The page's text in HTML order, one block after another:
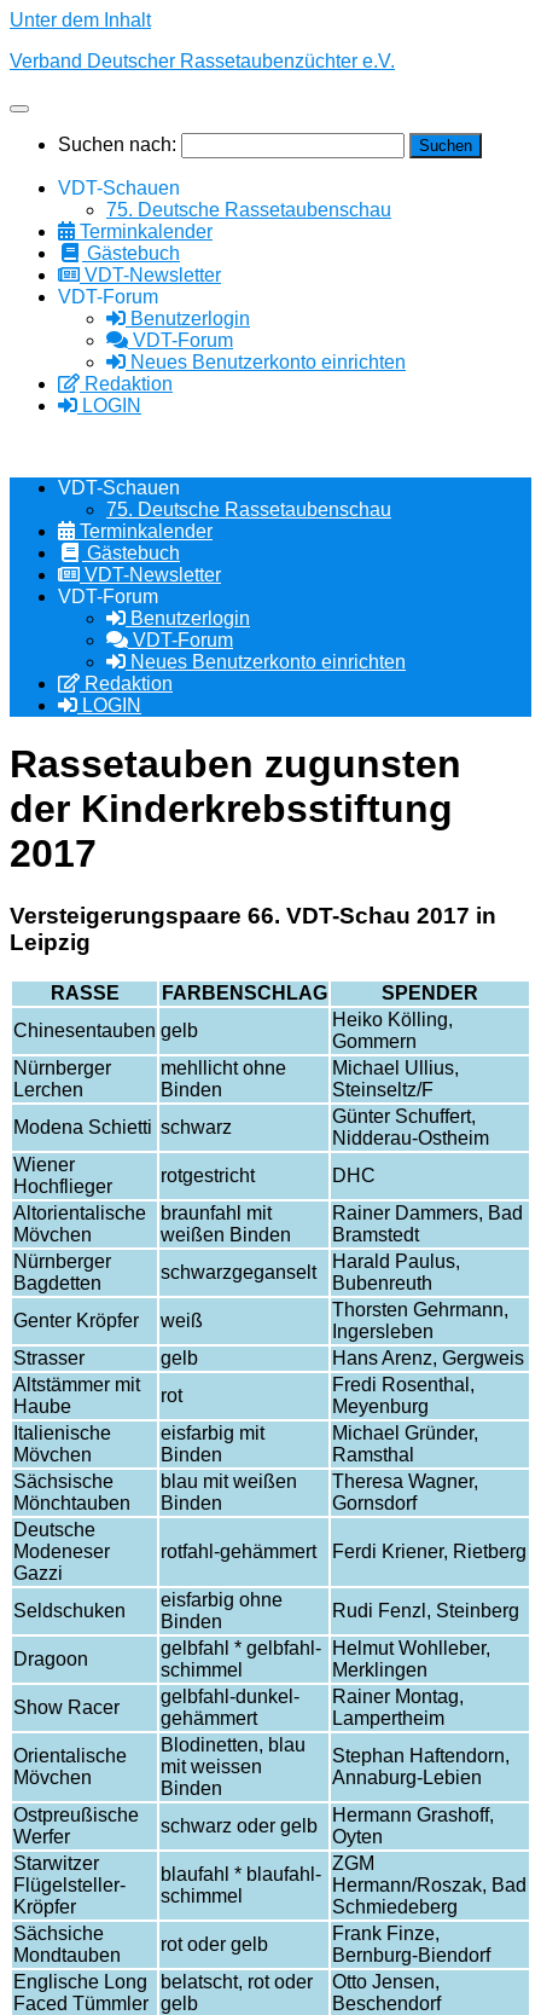
Unter dem Inhalt
Verband Deutscher Rassetaubenzüchter e.V.
Suchen nach:
VDT-Schauen
75. Deutsche Rassetaubenschau
Terminkalender
Gästebuch
VDT-Newsletter
VDT-Forum
Benutzerlogin
VDT-Forum
Neues Benutzerkonto einrichten
Redaktion
LOGIN
VDT-Schauen
75. Deutsche Rassetaubenschau
Terminkalender
Gästebuch
VDT-Newsletter
VDT-Forum
Benutzerlogin
VDT-Forum
Neues Benutzerkonto einrichten
Redaktion
LOGIN
Rassetauben zugunsten
der Kinderkrebsstiftung
2017
Versteigerungspaare 66. VDT-Schau 2017 in
Leipzig
RASSE FARBENSCHLAG
SPENDER
Chinesentauben gelb
Heiko Kölling,
Gommern
Nürnberger
Lerchen
mehllicht ohne
Binden
Michael Ullius,
Steinseltz/F
Modena Schietti schwarz
Günter Schuffert,
Nidderau-Ostheim
Wiener
Hochflieger
rotgestricht
DHC
Altorientalische
Mövchen
braunfahl mit
weißen Binden
Rainer Dammers, Bad
Bramstedt
Nürnberger
Bagdetten
schwarzgeganselt
Harald Paulus,
Bubenreuth
Genter Kröpfer
weiß
Thorsten Gehrmann,
Ingersleben
Strasser
gelb
Hans Arenz, Gergweis
Altstämmer mit
Haube
rot
Fredi Rosenthal,
Meyenburg
Italienische
Mövchen
eisfarbig mit
Binden
Michael Gründer,
Ramsthal
Sächsische
Mönchtauben
blau mit weißen
Binden
Theresa Wagner,
Gornsdorf
Deutsche
Modeneser
Gazzi
rotfahl-gehämmert Ferdi Kriener, Rietberg
Seldschuken
eisfarbig ohne
Binden
Rudi Fenzl, Steinberg
Dragoon
gelbfahl * gelbfahl-
schimmel
Helmut Wohlleber,
Merklingen
Show Racer
gelbfahl-dunkel-
gehämmert
Rainer Montag,
Lampertheim
Orientalische
Mövchen
Blodinetten, blau
mit weissen
Binden
Stephan Haftendorn,
Annaburg-Lebien
Ostpreußische
Werfer
schwarz oder gelb
Hermann Grashoff,
Oyten
Starwitzer
Flügelsteller-
Kröpfer
blaufahl * blaufahl-
schimmel
ZGM
Hermann/Roszak, Bad
Schmiedeberg
Sächsiche
Mondtauben
rot oder gelb
Frank Finze,
Bernburg-Biendorf
Englische Long
Faced Tümmler
belatscht, rot oder
gelb
Otto Jensen,
Beschendorf